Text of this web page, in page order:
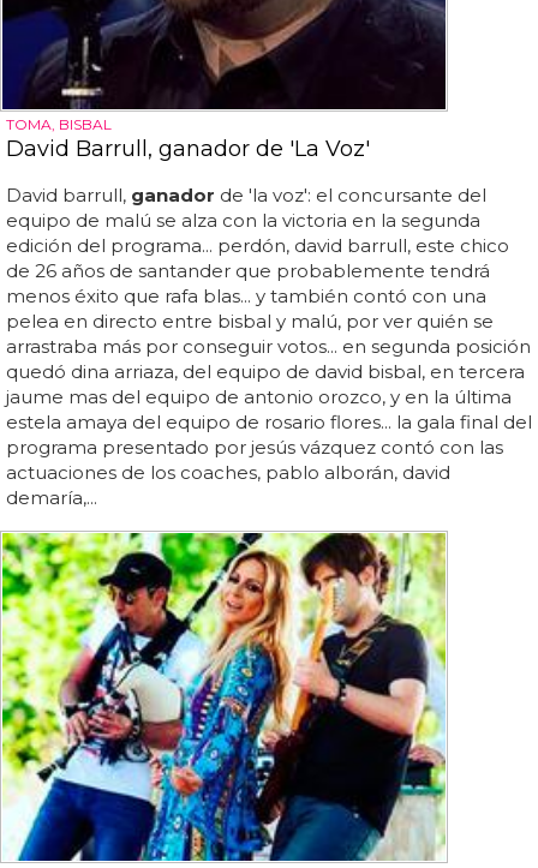
TOMA, BISBAL
David Barrull, ganador de 'La Voz'
David barrull, ganador de 'la voz': el concursante del
equipo de malú se alza con la victoria en la segunda
edición del programa... perdón, david barrull, este chico
de 26 años de santander que probablemente tendrá
menos éxito que rafa blas... y también contó con una
pelea en directo entre bisbal y malú, por ver quién se
arrastraba más por conseguir votos... en segunda posición
quedó dina arriaza, del equipo de david bisbal, en tercera
jaume mas del equipo de antonio orozco, y en la última
estela amaya del equipo de rosario flores... la gala final del
programa presentado por jesús vázquez contó con las
actuaciones de los coaches, pablo alborán, david
demaría,...